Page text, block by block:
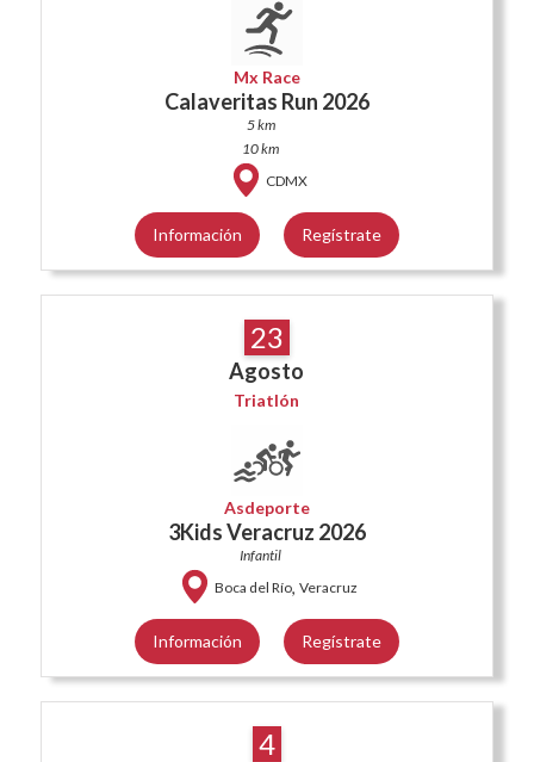
Mx Race
Calaveritas Run 2026
5 km
10 km
CDMX
Información Regístrate
23
Agosto
Triatlón
Asdeporte
3Kids Veracruz 2026
Infantil
Boca del Río, Veracruz
Información Regístrate
4